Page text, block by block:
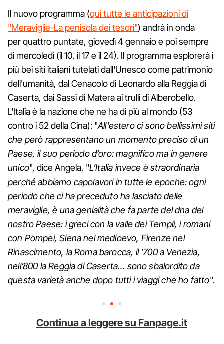
Il nuovo programma (qui tutte le anticipazioni di
"Meraviglie-La penisola dei tesori") andrà in onda
per quattro puntate, giovedì 4 gennaio e poi sempre
di mercoledì (il 10, il 17 e il 24). Il programma esplorerà i
più bei siti italiani tutelati dall'Unesco come patrimonio
dell'umanità, dal Cenacolo di Leonardo alla Reggia di
Caserta, dai Sassi di Matera ai trulli di Alberobello.
L'Italia è la nazione che ne ha di più al mondo (53
contro i 52 della Cina): "All'estero ci sono bellissimi siti
che però rappresentano un momento preciso di un
Paese, il suo periodo d’oro: magnifico ma in genere
unico", dice Angela, "L’Italia invece è straordinaria
perché abbiamo capolavori in tutte le epoche: ogni
periodo che ci ha preceduto ha lasciato delle
meraviglie, è una genialità che fa parte del dna del
nostro Paese: i greci con la valle dei Templi, i romani
con Pompei, Siena nel medioevo, Firenze nel
Rinascimento, la Roma barocca, il ‘700 a Venezia,
nell’800 la Reggia di Caserta… sono sbalordito da
questa varietà anche dopo tutti i viaggi che ho fatto".
Continua a leggere su Fanpage.it